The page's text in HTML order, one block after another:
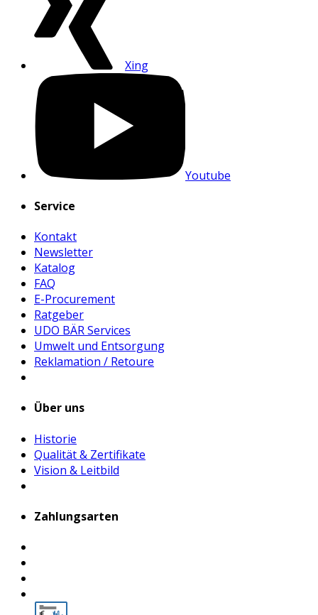
Xing
Youtube
Service
Kontakt
Newsletter
Katalog
FAQ
E-Procurement
Ratgeber
UDO BÄR Services
Umwelt und Entsorgung
Reklamation / Retoure
Über uns
Historie
Qualität & Zertifikate
Vision & Leitbild
Zahlungsarten